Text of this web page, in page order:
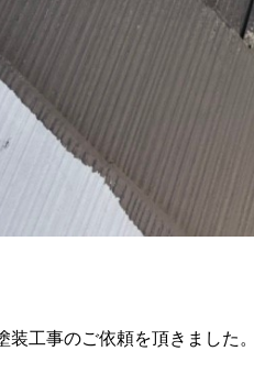
工事のご依頼を頂きました。